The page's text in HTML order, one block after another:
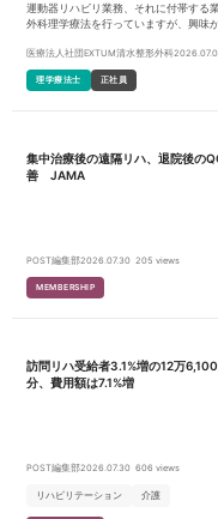
運動器リハビリ業務、それに付帯する業務 リハビリ内容は一般的
外科理学療法を行っていますが、興味
学び経験することのできる環境です。
く、有給休暇も取りやすいため、プラ
魅力です。 まだまだ患者様の満
医療法人社団EXTUM清水整形外科
理学療法士 正社員
集中治療後の遠隔リハ、退院後の
善 JAMA
POST編集部2026.07.30 205 views
MEMBERSHIP
訪問リハ受給者3.1%増の12万
分、費用額は7.1%増
POST編集部2026.07.30 606 views
リハビリテーション 介護